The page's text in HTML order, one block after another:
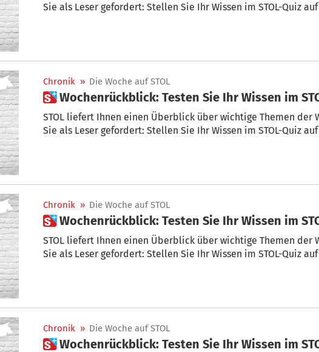
Sie als Leser gefordert: Stellen Sie Ihr Wissen im STOL-Quiz
Chronik » Die Woche auf STOL
 Wochenrückblick: Testen Sie Ihr Wissen im
STOL liefert Ihnen einen Überblick über wichtige Themen der
Sie als Leser gefordert: Stellen Sie Ihr Wissen im STOL-Quiz
Chronik » Die Woche auf STOL
 Wochenrückblick: Testen Sie Ihr Wissen im
STOL liefert Ihnen einen Überblick über wichtige Themen der
Sie als Leser gefordert: Stellen Sie Ihr Wissen im STOL-Quiz
Chronik » Die Woche auf STOL
 Wochenrückblick: Testen Sie Ihr Wissen im